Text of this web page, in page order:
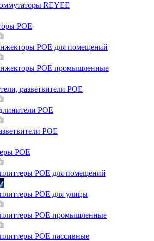
REYEE
POE
POE для помещений
POE промышленные
разветвители POE
POE
POE
POE
POE для помещений
POE для улицы
POE промышленные
POE пассивные